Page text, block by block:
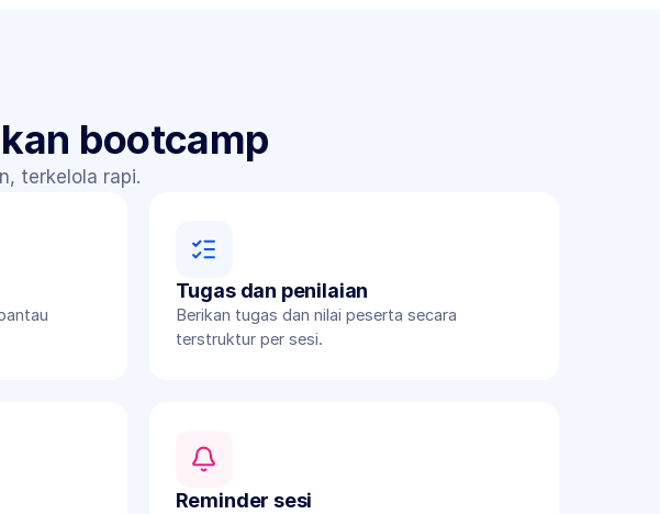
bootcamp
terkelola rapi.
Tugas dan penilaian
Berikan tugas dan nilai peserta secara
terstruktur per sesi.
Reminder sesi